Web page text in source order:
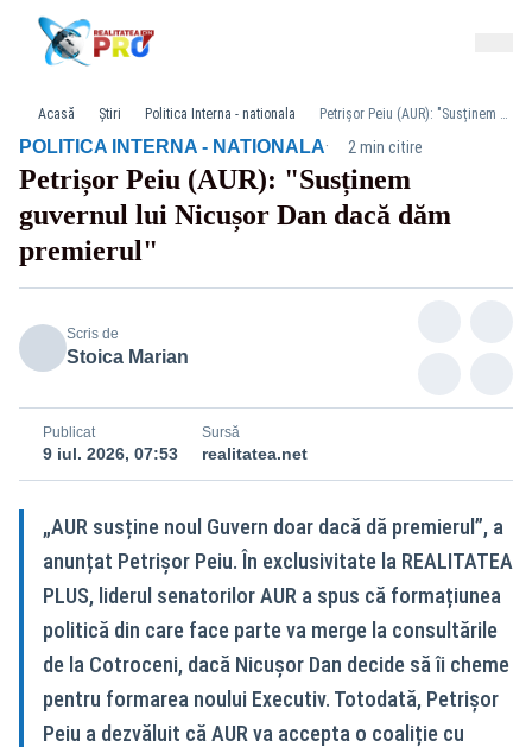
Acasă Știri Politica Interna - nationala Petrișor Peiu (AUR): "Susținem guvernul lui Nicușor Dan dacă dăm premierul"
POLITICA INTERNA - NATIONALA· 2 min citire
Petrișor Peiu (AUR): "Susținem
guvernul lui Nicușor Dan dacă dăm
premierul"
Scris de
Stoica Marian
Publicat
9 iul. 2026, 07:53
Sursă
realitatea.net
„AUR susține noul Guvern doar dacă dă premierul”, a
anunțat Petrișor Peiu. În exclusivitate la REALITATEA
PLUS, liderul senatorilor AUR a spus că formațiunea
politică din care face parte va merge la consultările
de la Cotroceni, dacă Nicușor Dan decide să îi cheme
pentru formarea noului Executiv. Totodată, Petrișor
Peiu a dezvăluit că AUR va accepta o coaliție cu